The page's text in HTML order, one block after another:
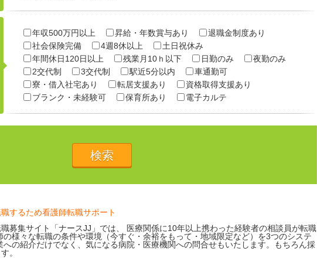
年収500万円以上 昇給・年数賞与あり
退職金制度あり
社会保険完備
4週8休以上
土日祝休み
年間休日120日以上
残業月10ｈ以下 日勤のみ
夜勤のみ
2交代制
3交代制 駅近5分以内
車通勤可
寮・借入社宅あり
転居支援あり
資格取得支援あり
ブランク・未経験可
保育所あり 電子カルテ
するため看護師転職サポート
募集サイト「ナースJJ」では、 医療関係に10年以上携わった経験者の相談員が転職
様々な転職の条件や環境（今すぐ・余裕をもって・地域限定など）を3つのシステ
への紹介だけでなく、気になる病院・医療機関への問合せもいたします。もちろん採
。